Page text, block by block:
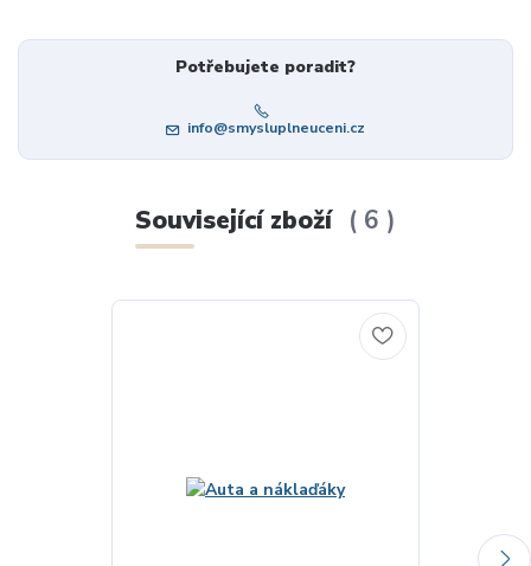
Potřebujete poradit?
info@smysluplneuceni.cz
Související zboží 6